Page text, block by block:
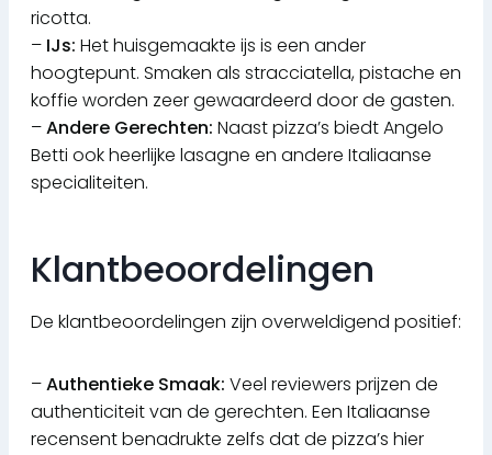
ricotta.
– IJs: Het huisgemaakte ijs is een ander
hoogtepunt. Smaken als stracciatella, pistache en
koffie worden zeer gewaardeerd door de gasten.
–Andere Gerechten: Naast pizza’s biedt Angelo
Betti ook heerlijke lasagne en andere Italiaanse
specialiteiten.
Klantbeoordelingen
De klantbeoordelingen zijn overweldigend positief:
–Authentieke Smaak: Veel reviewers prijzen de
authenticiteit van de gerechten. Een Italiaanse
recensent benadrukte zelfs dat de pizza’s hier